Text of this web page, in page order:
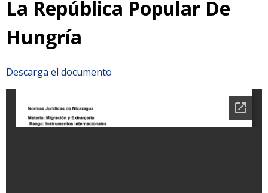
La República Popular De
Hungría
Descarga el documento